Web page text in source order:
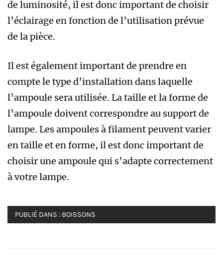
de luminosité, il est donc important de choisir
l’éclairage en fonction de l’utilisation prévue
de la pièce.
Il est également important de prendre en
compte le type d’installation dans laquelle
l’ampoule sera utilisée. La taille et la forme de
l’ampoule doivent correspondre au support de
lampe. Les ampoules à filament peuvent varier
en taille et en forme, il est donc important de
choisir une ampoule qui s’adapte correctement
à votre lampe.
PUBLIÉ DANS : BOISSONS